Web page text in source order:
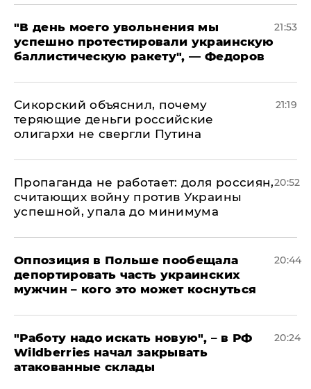
​"В день моего увольнения мы
успешно протестировали украинскую
баллистическую ракету", — Федоров
21:53
Сикорский объяснил, почему
теряющие деньги российские
олигархи не свергли Путина
21:19
​Пропаганда не работает: доля россиян,
считающих войну против Украины
успешной, упала до минимума
20:52
Оппозиция в Польше пообещала
депортировать часть украинских
мужчин – кого это может коснуться
20:44
"Работу надо искать новую", – в РФ
Wildberries начал закрывать
атакованные склады
20:24